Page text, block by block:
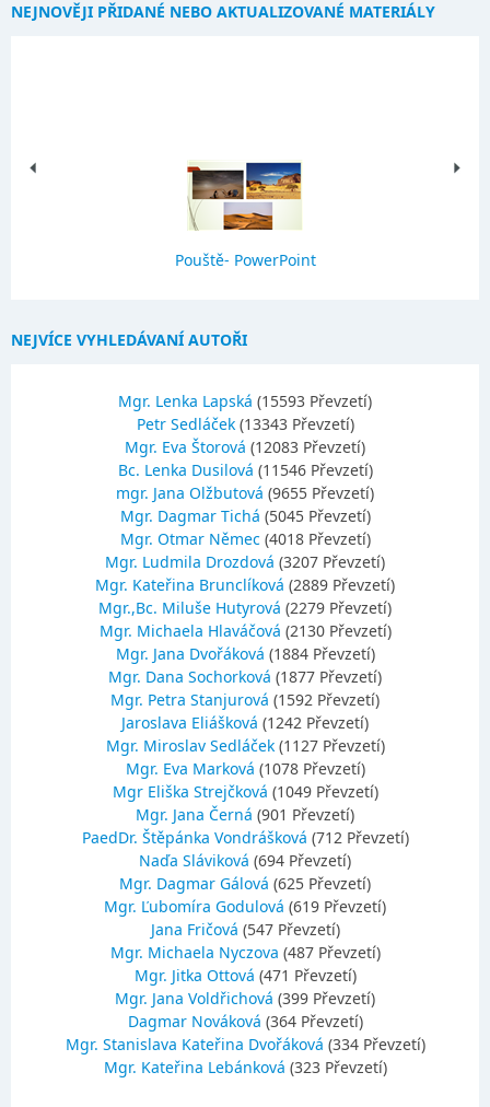
NEJNOVĚJI PŘIDANÉ NEBO AKTUALIZOVANÉ MATERIÁLY
Pouště- PowerPoint
NEJVÍCE VYHLEDÁVANÍ AUTOŘI
Mgr. Lenka Lapská (15593 Převzetí)
Petr Sedláček (13343 Převzetí)
Mgr. Eva Štorová (12083 Převzetí)
Bc. Lenka Dusilová (11546 Převzetí)
mgr. Jana Olžbutová (9655 Převzetí)
Mgr. Dagmar Tichá (5045 Převzetí)
Mgr. Otmar Němec (4018 Převzetí)
Mgr. Ludmila Drozdová (3207 Převzetí)
Mgr. Kateřina Brunclíková (2889 Převzetí)
Mgr.,Bc. Miluše Hutyrová (2279 Převzetí)
Mgr. Michaela Hlaváčová (2130 Převzetí)
Mgr. Jana Dvořáková (1884 Převzetí)
Mgr. Dana Sochorková (1877 Převzetí)
Mgr. Petra Stanjurová (1592 Převzetí)
Jaroslava Eliášková (1242 Převzetí)
Mgr. Miroslav Sedláček (1127 Převzetí)
Mgr. Eva Marková (1078 Převzetí)
Mgr Eliška Strejčková (1049 Převzetí)
Mgr. Jana Černá (901 Převzetí)
PaedDr. Štěpánka Vondrášková (712 Převzetí)
Naďa Sláviková (694 Převzetí)
Mgr. Dagmar Gálová (625 Převzetí)
Mgr. Ľubomíra Godulová (619 Převzetí)
Jana Fričová (547 Převzetí)
Mgr. Michaela Nyczova (487 Převzetí)
Mgr. Jitka Ottová (471 Převzetí)
Mgr. Jana Voldřichová (399 Převzetí)
Dagmar Nováková (364 Převzetí)
Mgr. Stanislava Kateřina Dvořáková (334 Převzetí)
Mgr. Kateřina Lebánková (323 Převzetí)